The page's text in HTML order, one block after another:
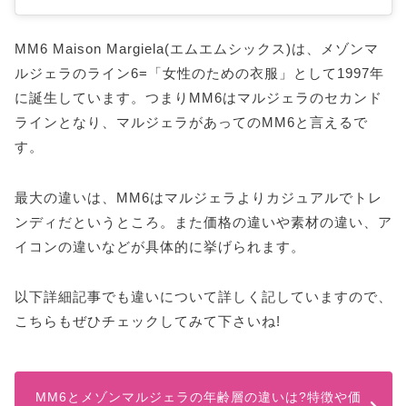
MM6 Maison Margiela(エムエムシックス)は、メゾンマ
ルジェラのライン6=「女性のための衣服」として1997年
に誕生しています。つまりMM6はマルジェラのセカンド
ラインとなり、マルジェラがあってのMM6と言えるで
す。
最大の違いは、MM6はマルジェラよりカジュアルでトレ
ンディだというところ。また価格の違いや素材の違い、ア
イコンの違いなどが具体的に挙げられます。
以下詳細記事でも違いについて詳しく記していますので、
こちらもぜひチェックしてみて下さいね!
MM6とメゾンマルジェラの年齢層の違いは?特徴や価